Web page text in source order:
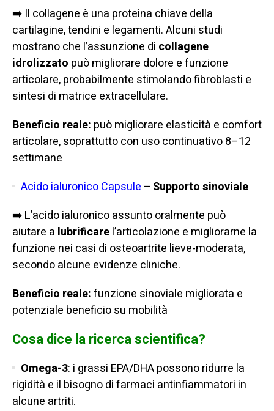
➡️ Il collagene è una proteina chiave della
cartilagine, tendini e legamenti. Alcuni studi
mostrano che l’assunzione di collagene
idrolizzato può migliorare dolore e funzione
articolare, probabilmente stimolando fibroblasti e
sintesi di matrice extracellulare.
Beneficio reale: può migliorare elasticità e comfort
articolare, soprattutto con uso continuativo 8–12
settimane
Acido ialuronico Capsule – Supporto sinoviale
➡️ L’acido ialuronico assunto oralmente può
aiutare a lubrificarel’articolazione e migliorarne la
funzione nei casi di osteoartrite lieve-moderata,
secondo alcune evidenze cliniche.
Beneficio reale:funzione sinoviale migliorata e
potenziale beneficio su mobilità
Cosa dice la ricerca scientifica?
Omega-3: i grassi EPA/DHA possono ridurre la
rigidità e il bisogno di farmaci antinfiammatori in
alcune artriti.